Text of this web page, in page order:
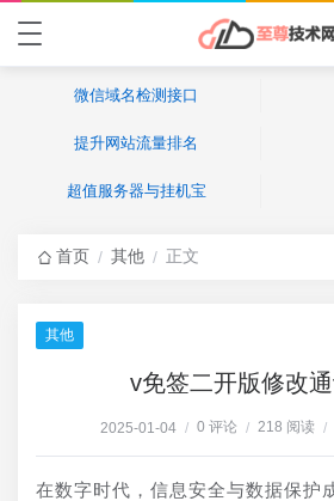
微信域名检测接口
提升网站流量排名
超值服务器与挂机宝
首页 / 其他 / 正文
其他
v免签二开版修改
2025-01-04 / 0 评论 / 218 阅读 /
在数字时代，信息安全与数据保护